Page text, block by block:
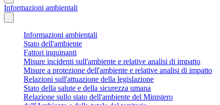
Informazioni ambientali
Informazioni ambientali
Stato dell'ambiente
Fattori inquinanti
Misure incidenti sull'ambiente e relative analisi di impatto
Misure a protezione dell'ambiente e relative analisi di impatto
Relazioni sull'attuazione della legislazione
Stato della salute e della sicurezza umana
Relazione sullo stato dell'ambiente del Ministero